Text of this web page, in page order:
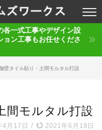
各一式工事やデザイン設
ョン工事もお任せくださ
壁タイル貼り・土間モルタル打設
間モルタル打設
4月17日 / 2021年6月19日